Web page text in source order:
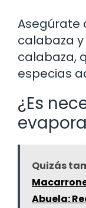
Asegúrate
calabaza
calabaza,
especias
¿Es
Quizás
Abuela: